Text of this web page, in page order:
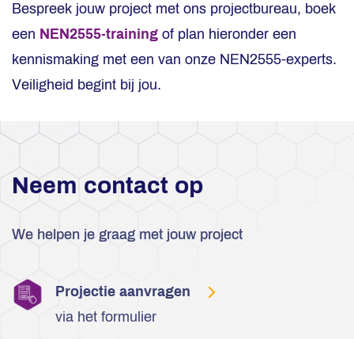
Bespreek jouw project met ons projectbureau, boek
een NEN2555-training of plan hieronder een
kennismaking met een van onze NEN2555-experts.
Veiligheid begint bij jou.
Neem contact op
We helpen je graag met jouw project
Projectie aanvragen
via het formulier